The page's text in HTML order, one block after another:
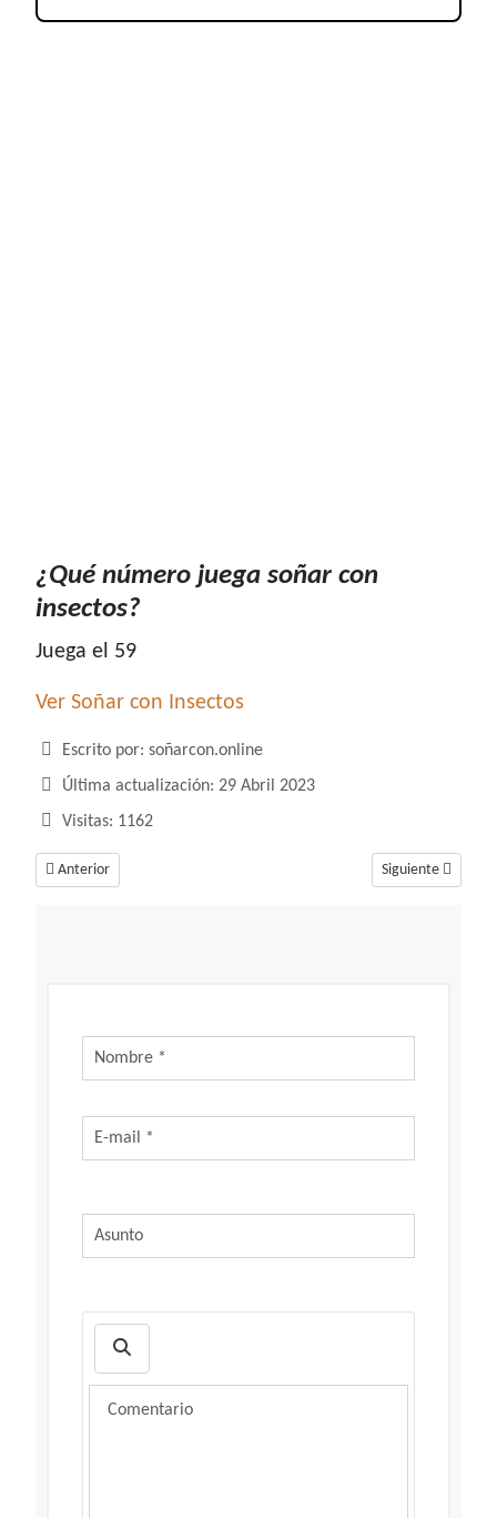
¿Qué número juega soñar con
insectos?
Juega el 59
Ver Soñar con Insectos
Detalles
Escrito por: soñarcon.online
Última actualización: 29 Abril 2023
Visitas: 1162
Artículo anterior: ¿Qué número juega soñar con inodoro?
Anterior Artículo siguiente:
Siguiente